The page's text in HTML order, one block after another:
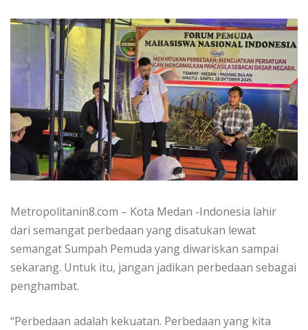
Metropolitanin8.com – Kota Medan -Indonesia lahir
dari semangat perbedaan yang disatukan lewat
semangat Sumpah Pemuda yang diwariskan sampai
sekarang. Untuk itu, jangan jadikan perbedaan sebagai
penghambat.
“Perbedaan adalah kekuatan. Perbedaan yang kita